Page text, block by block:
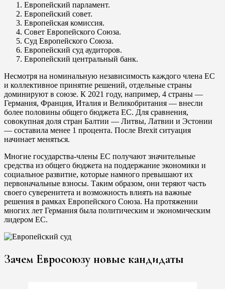
Европейский парламент.
Европейский совет.
Европейская комиссия.
Совет Европейского Союза.
Суд Европейского Союза.
Европейский суд аудиторов.
Европейский центральный банк.
Несмотря на номинальную независимость каждого члена ЕС
и коллективное принятие решений, отдельные страны
доминируют в союзе. К 2021 году, например, 4 страны —
Германия, Франция, Италия и Великобритания — внесли
более половины общего бюджета ЕС. Для сравнения,
совокупная доля стран Балтии — Литвы, Латвии и Эстонии
— составила менее 1 процента. После Brexit ситуация
начинает меняться.
Многие государства-члены ЕС получают значительные
средства из общего бюджета на поддержание экономики и
социальное развитие, которые намного превышают их
первоначальные взносы. Таким образом, они теряют часть
своего суверенитета и возможность влиять на важные
решения в рамках Европейского Союза. На протяжении
многих лет Германия была политическим и экономическим
лидером ЕС.
Зачем Евросоюзу новые кандидаты